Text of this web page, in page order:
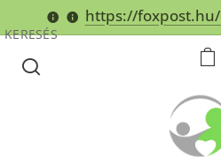
https://
KERESÉS